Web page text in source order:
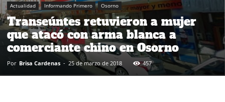
Actualidad Informando Primero Osorno
Transeúntes retuvieron a mujer
que atacó con arma blanca a
comerciante chino en Osorno
Por Brisa Cardenas - 25 de marzo de 2018 457